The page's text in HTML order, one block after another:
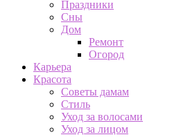
Праздники
Сны
Дом
Ремонт
Огород
Карьера
Красота
Советы дамам
Стиль
Уход за волосами
Уход за лицом